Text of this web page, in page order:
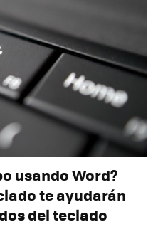
usando Word?
te ayudarán
del teclado